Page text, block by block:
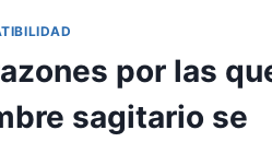
por las
sagitario se